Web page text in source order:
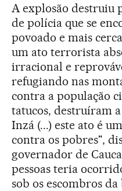
A explosão destruiu
de polícia que se
povoado e mais
um ato terrorista
irracional e
refugiando nas
contra a população
tatucos, destruíram
Inzá (...) este ato é
contra os pobres",
governador de
pessoas teria
sob os escombros